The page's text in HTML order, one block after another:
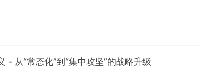
- 从“常态化”到“集中攻坚”的战略升级